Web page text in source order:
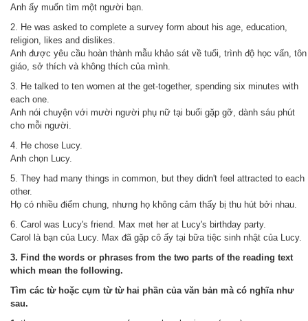
Anh ấy muốn tìm một người bạn.
2. He was asked to complete a survey form about his age, education,
religion, likes and dislikes.
Anh được yêu cầu hoàn thành mẫu khảo sát về tuổi, trình độ học vấn, tôn
giáo, sở thích và không thích của mình.
3. He talked to ten women at the get-together, spending six minutes with
each one.
Anh nói chuyện với mười người phụ nữ tại buổi gặp gỡ, dành sáu phút
cho mỗi người.
4. He chose Lucy.
Anh chọn Lucy.
5. They had many things in common, but they didn't feel attracted to each
other.
Họ có nhiều điểm chung, nhưng họ không cảm thấy bị thu hút bởi nhau.
6. Carol was Lucy's friend. Max met her at Lucy's birthday party.
Carol là bạn của Lucy. Max đã gặp cô ấy tại bữa tiệc sinh nhật của Lucy.
3. Find the words or phrases from the two parts of the reading text
which mean the following.
Tìm các từ hoặc cụm từ từ hai phần của văn bản mà có nghĩa như
sau.